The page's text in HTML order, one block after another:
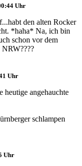
Uhr
den alten Rocker
*haha* Na, ich bin
schon vor dem
Uhr
heutige angehauchte
schlampen
Uhr